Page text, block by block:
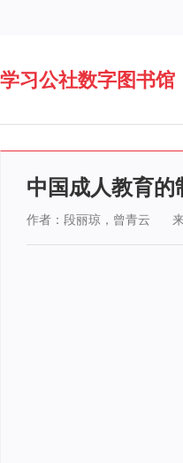
学习公社数字图书馆
中国成人教育
作者：段丽琼，曾青云